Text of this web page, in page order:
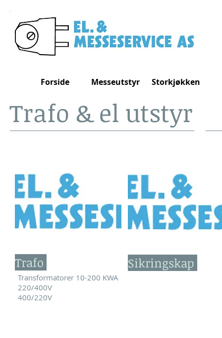
Forside Messeutstyr Storkjøkken
Trafo & el utstyr
Transformatorer 10-200 KWA
220/400V
400/220V
Trafo Sikringskap